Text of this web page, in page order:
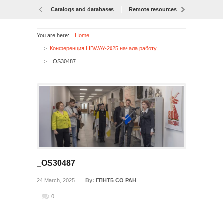
Catalogs and databases Remote resources
You are here: Home
Конференция LIBWAY-2025 начала работу
_OS30487
_OS30487
24 March, 2025 By: ГПНТБ СО РАН
0